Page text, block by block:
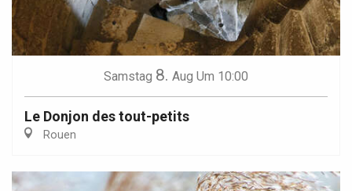
Samstag 8. Aug Um 10:00
Le Donjon des tout-petits
Rouen